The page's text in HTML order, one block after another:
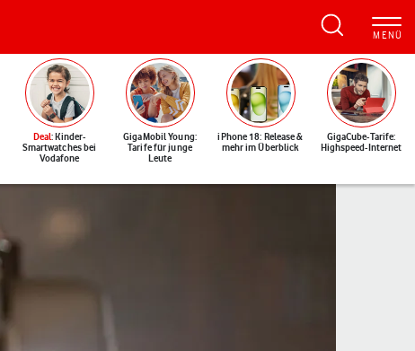
Deal: Kinder-
Smartwatches bei
Vodafone
GigaMobil Young:
Tarife für junge
Leute
iPhone 18: Release &
mehr im Überblick
GigaCube-Tarife:
Highspeed-Internet